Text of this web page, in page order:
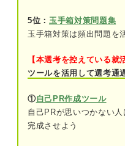
問題11
問題12
問題14
5位： 玉手箱対策問題集
玉手箱対策は頻出問題を
【本選考を控えている就
ツールを活用して選考通
①自己PR作成ツール
自己PRが思いつかない
完成させよう